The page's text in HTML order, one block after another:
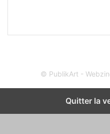
© PublikArt -
Quitter la